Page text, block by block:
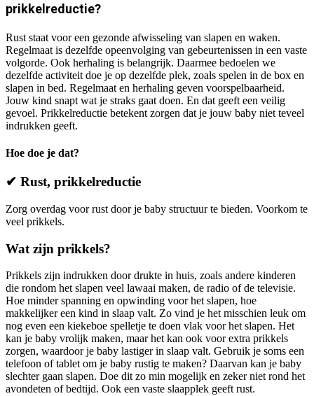
prikkelreductie?
Rust staat voor een gezonde afwisseling van slapen en waken.
Regelmaat is dezelfde opeenvolging van gebeurtenissen in een vaste
volgorde. Ook herhaling is belangrijk. Daarmee bedoelen we
dezelfde activiteit doe je op dezelfde plek, zoals spelen in de box en
slapen in bed. Regelmaat en herhaling geven voorspelbaarheid.
Jouw kind snapt wat je straks gaat doen. En dat geeft een veilig
gevoel. Prikkelreductie betekent zorgen dat je jouw baby niet teveel
indrukken geeft.
Hoe doe je dat?
✔ Rust, prikkelreductie
Zorg overdag voor rust door je baby structuur te bieden. Voorkom te
veel prikkels.
Wat zijn prikkels?
Prikkels zijn indrukken door drukte in huis, zoals andere kinderen
die rondom het slapen veel lawaai maken, de radio of de televisie.
Hoe minder spanning en opwinding voor het slapen, hoe
makkelijker een kind in slaap valt. Zo vind je het misschien leuk om
nog even een kiekeboe spelletje te doen vlak voor het slapen. Het
kan je baby vrolijk maken, maar het kan ook voor extra prikkels
zorgen, waardoor je baby lastiger in slaap valt. Gebruik je soms een
telefoon of tablet om je baby rustig te maken? Daarvan kan je baby
slechter gaan slapen. Doe dit zo min mogelijk en zeker niet rond het
avondeten of bedtijd. Ook een vaste slaapplek geeft rust.